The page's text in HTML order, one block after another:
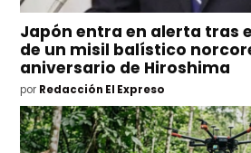
Japón entra en alerta tras
de un misil balístico
aniversario de Hiroshima
por Redacción El Expreso